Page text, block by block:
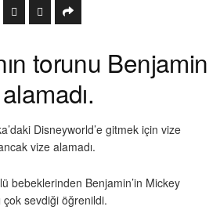
torunu Benjamin
Disneyworld’e gitmek için vize
vize alamadı.
bebeklerinden Benjamin’in Mickey
çok sevdiği öğrenildi.